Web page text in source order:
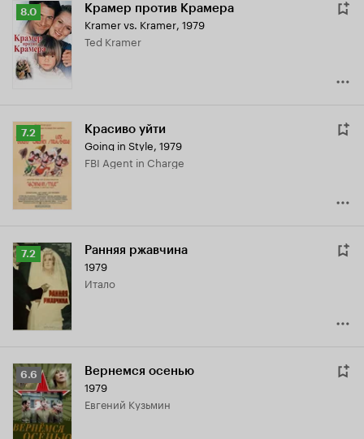
Рейтинг
Кинопоиска
8.0
8.0 Крамер против Крамера
Kramer vs. Kramer, 1979
Ted Kramer
Рейтинг
Кинопоиска
7.2
7.2 Красиво уйти
Going in Style, 1979
FBI Agent in Charge
Рейтинг
Кинопоиска
7.2
7.2 Ранняя ржавчина
1979
Итало
Рейтинг
Кинопоиска
6.6
6.6 Вернемся осенью
1979
Евгений Кузьмин